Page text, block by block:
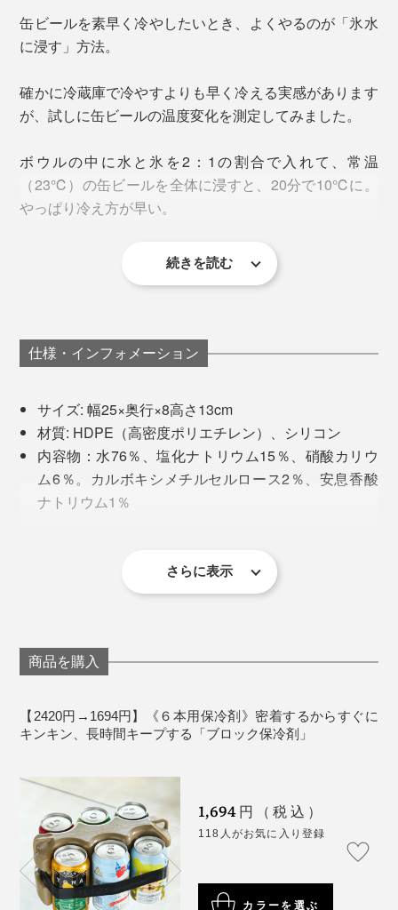
缶の丸みに合わせた凹みには、６本のビールがピタッ。
シリコンのバンドで固定することで、缶との接地面積が
大きくなり、保冷剤の冷たさを素早く伝える仕組み。シ
いても浮かないミリタリーカラーがなんとも粋。
ウトドアの高揚感がアップします。
缶ビールを素早く冷やしたいとき、よくやるのが「氷水
に浸す」方法。
確かに冷蔵庫で冷やすよりも早く冷える実感があります
が、試しに缶ビールの温度変化を測定してみました。
ボウルの中に水と氷を2：1の割合で入れて、常温
（23℃）の缶ビールを全体に浸すと、20分で10℃に。
やっぱり冷え方が早い。
その後氷が溶けてくると下がり方が鈍くなったので、さ
れて測定した時は、約60分で5℃に。単純比較はできま
せんが、「ブロック保冷剤」の保冷パワーは氷水と遜色
まさに、“ヤバ冷え”です！
続きを読む
仕様・インフォメーション
サイズ: 幅25×奥行×8高さ13cm
材質: HDPE（高密度ポリエチレン）、シリコン
内容物：水76％、塩化ナトリウム15％、硝酸カリウ
ム6％。カルボキシメチルセルロース2％、安息香酸
ナトリウム1％
※長期間使用しない場合はバンドを取り外して保管してください。
さらに表示
商品を購入
【2420円→1694円】《６本用保冷剤》密着するからすぐに
キンキン、長時間キープする「ブロック保冷剤」
1,694 円（税込）
118人がお気に入り登録
カラーを選ぶ